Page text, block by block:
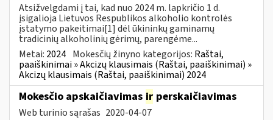
Atsižvelgdami į tai, kad nuo 2024 m. lapkričio 1 d.
įsigalioja Lietuvos Respublikos alkoholio kontrolės
įstatymo pakeitimai[1] dėl ūkininkų gaminamų
tradicinių alkoholinių gėrimų, parengėme...
Metai: 2024 Mokesčių žinyno kategorijos: Raštai,
paaiškinimai » Akcizų klausimais (Raštai, paaiškinimai) »
Akcizų klausimais (Raštai, paaiškinimai) 2024
Mokesčio apskaičiavimas ir perskaičiavimas
Web turinio sąrašas 2020-04-07